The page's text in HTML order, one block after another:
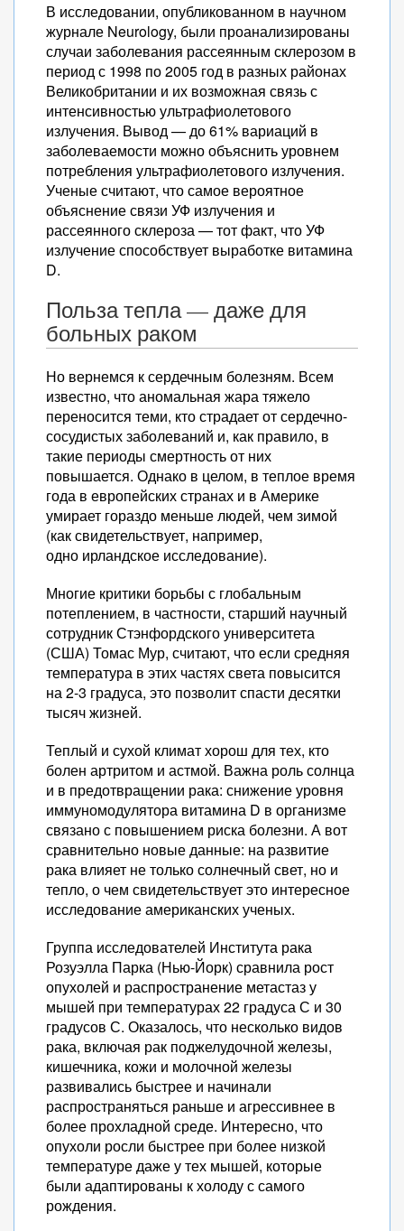
В исследовании, опубликованном в научном
журнале Neurology, были проанализированы
случаи заболевания рассеянным склерозом в
период с 1998 по 2005 год в разных районах
Великобритании и их возможная связь с
интенсивностью ультрафиолетового
излучения. Вывод — до 61% вариаций в
заболеваемости можно объяснить уровнем
потребления ультрафиолетового излучения.
Ученые считают, что самое вероятное
объяснение связи УФ излучения и
рассеянного склероза — тот факт, что УФ
излучение способствует выработке витамина
D.
Польза тепла — даже для
больных раком
Но вернемся к сердечным болезням. Всем
известно, что аномальная жара тяжело
переносится теми, кто страдает от сердечно-
сосудистых заболеваний и, как правило, в
такие периоды смертность от них
повышается. Однако в целом, в теплое время
года в европейских странах и в Америке
умирает гораздо меньше людей, чем зимой
(как свидетельствует, например,
одно ирландское исследование).
Многие критики борьбы с глобальным
потеплением, в частности, старший научный
сотрудник Стэнфордского университета
(США) Томас Мур, считают, что если средняя
температура в этих частях света повысится
на 2-3 градуса, это позволит спасти десятки
тысяч жизней.
Теплый и сухой климат хорош для тех, кто
болен артритом и астмой. Важна роль солнца
и в предотвращении рака: снижение уровня
иммуномодулятора витамина D в организме
связано с повышением риска болезни. А вот
сравнительно новые данные: на развитие
рака влияет не только солнечный свет, но и
тепло, о чем свидетельствует это интересное
исследование американских ученых.
Группа исследователей Института рака
Розуэлла Парка (Нью-Йорк) сравнила рост
опухолей и распространение метастаз у
мышей при температурах 22 градуса С и 30
градусов С. Оказалось, что несколько видов
рака, включая рак поджелудочной железы,
кишечника, кожи и молочной железы
развивались быстрее и начинали
распространяться раньше и агрессивнее в
более прохладной среде. Интересно, что
опухоли росли быстрее при более низкой
температуре даже у тех мышей, которые
были адаптированы к холоду с самого
рождения.